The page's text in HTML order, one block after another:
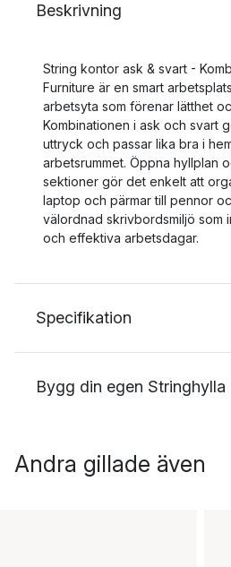
Beskrivning
String kontor ask & svart -
Furniture är en smart
arbetsyta som förenar lätthet
Kombinationen i ask och svart
uttryck och passar lika bra i
arbetsrummet. Öppna hyllplan
sektioner gör det enkelt att
laptop och pärmar till pennor
välordnad skrivbordsmiljö som
och effektiva arbetsdagar.
Specifikation
Bygg din egen Stringhylla
Andra gillade även